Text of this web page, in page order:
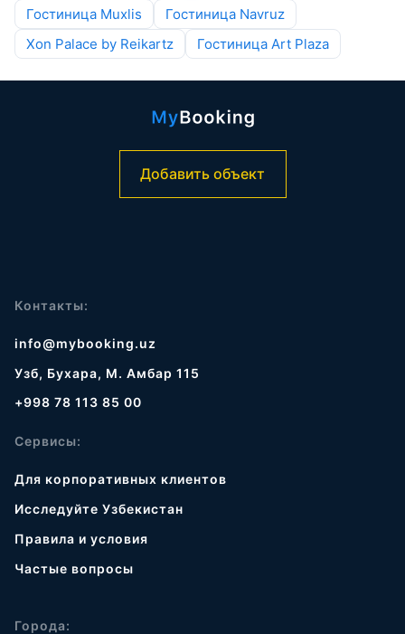
Гостиница Muxlis
Гостиница Navruz
Xon Palace by Reikartz
Гостиница Art Plaza
Добавить объект
Контакты:
info@mybooking.uz
Узб, Бухара, М. Амбар 115
+998 78 113 85 00
Сервисы:
Для корпоративных клиентов
Исследуйте Узбекистан
Правила и условия
Частые вопросы
Города: